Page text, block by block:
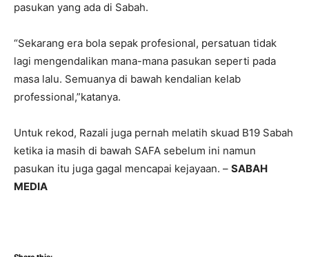
pasukan yang ada di Sabah.
“Sekarang era bola sepak profesional, persatuan tidak
lagi mengendalikan mana-mana pasukan seperti pada
masa lalu. Semuanya di bawah kendalian kelab
professional,”katanya.
Untuk rekod, Razali juga pernah melatih skuad B19 Sabah
ketika ia masih di bawah SAFA sebelum ini namun
pasukan itu juga gagal mencapai kejayaan. – SABAH
MEDIA